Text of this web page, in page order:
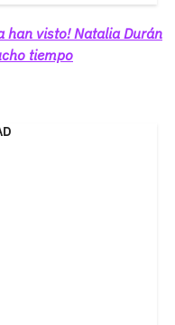
han visto! Natalia Durán
tiempo